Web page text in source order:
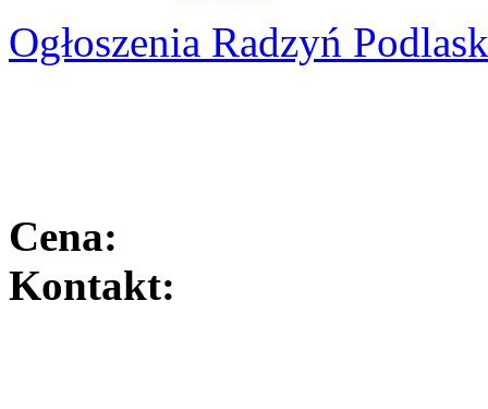
Ogłoszenia Radzyń
Cena:
Kontakt: